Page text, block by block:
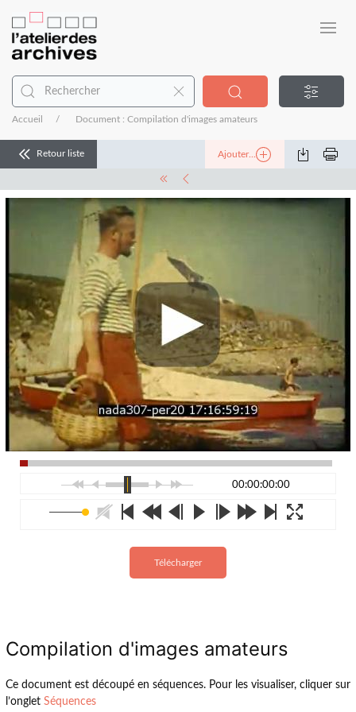
Accueil Document : Compilation d'images amateurs
Retour liste Ajouter...
00:00:00:00
Télécharger
Compilation d'images amateurs
Ce document est découpé en séquences. Pour les visualiser, cliquer sur
l’onglet Séquences